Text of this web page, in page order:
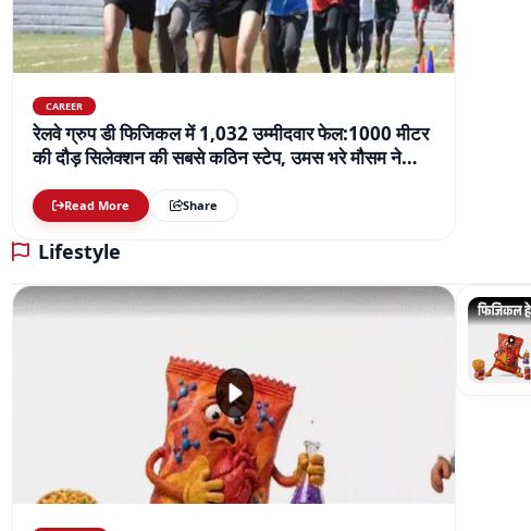
CAREER
रेलवे ग्रुप डी फिजिकल में 1,032 उम्मीदवार फेल:1000 मीटर
की दौड़ सिलेक्शन की सबसे कठिन स्टेप, उमस भरे मौसम ने
Read More Share
Lifestyle